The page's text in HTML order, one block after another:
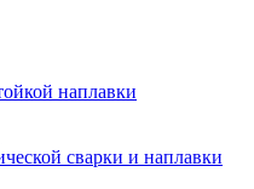
наплавки
сварки и наплавки